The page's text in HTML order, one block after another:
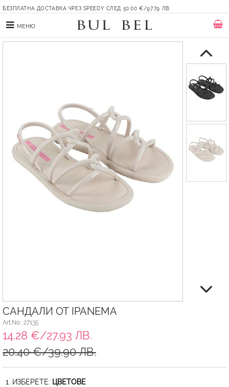
БЕЗПЛАТНА ДОСТАВКА ЧРЕЗ SPEEDY СЛЕД 50.00 €/97.79 ЛВ.
МЕНЮ
САНДАЛИ ОТ IPANEMA
Art.No.: 27135
14.28 €/27.93 ЛВ.
20.40 €/39.90 ЛВ.
1. ИЗБЕРЕТЕ: ЦВЕТОВЕ